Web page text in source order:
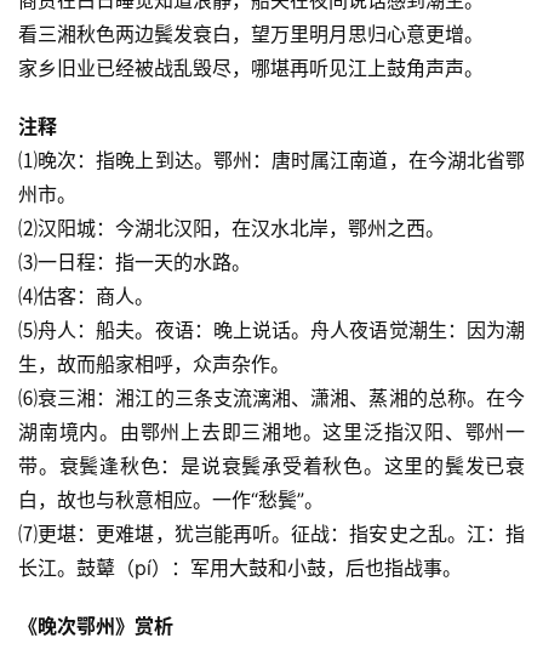
看三湘秋色两边鬓发衰白，望万里明月思归心意更增。
家乡旧业已经被战乱毁尽，哪堪再听见江上鼓角声声。
注释
⑴晚次：指晚上到达。鄂州：唐时属江南道，在今湖北省鄂
州市。
⑵汉阳城：今湖北汉阳，在汉水北岸，鄂州之西。
⑶一日程：指一天的水路。
⑷估客：商人。
⑸舟人：船夫。夜语：晚上说话。舟人夜语觉潮生：因为潮
生，故而船家相呼，众声杂作。
⑹衰三湘：湘江的三条支流漓湘、潇湘、蒸湘的总称。在今
湖南境内。由鄂州上去即三湘地。这里泛指汉阳、鄂州一
带。衰鬓逢秋色：是说衰鬓承受着秋色。这里的鬓发已衰
白，故也与秋意相应。一作“愁鬓”。
⑺更堪：更难堪，犹岂能再听。征战：指安史之乱。江：指
长江。鼓鼙（pí）：军用大鼓和小鼓，后也指战事。
《晚次鄂州》赏析